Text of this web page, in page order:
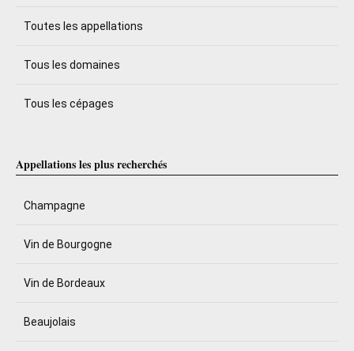
Toutes les appellations
Tous les domaines
Tous les cépages
Appellations les plus recherchés
Champagne
Vin de Bourgogne
Vin de Bordeaux
Beaujolais